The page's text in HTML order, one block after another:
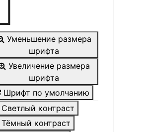
Уменьшение размера
шрифта
Увеличение размера
шрифта
Шрифт по умолчанию
Светлый контраст
Тёмный контраст